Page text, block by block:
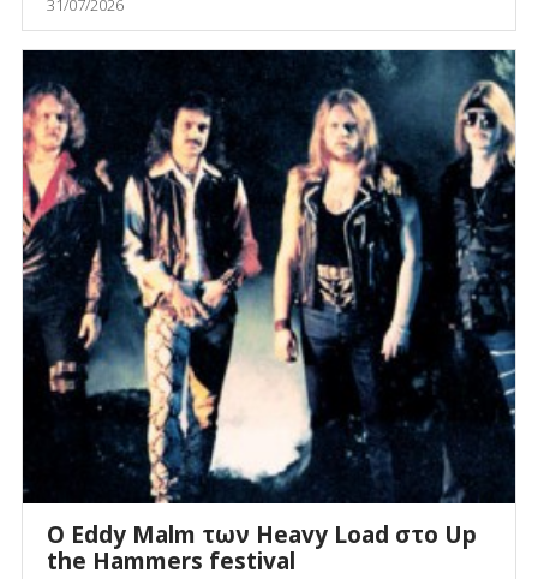
31/07/2026
O Eddy Malm των Heavy Load στο Up
the Hammers festival